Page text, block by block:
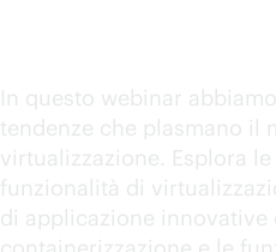
In questo webinar
tendenze che plasmano il
virtualizzazione. Esplora
funzionalità di
di applicazione innovative